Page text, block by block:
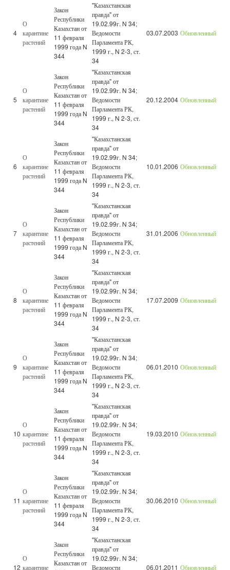
4
О
карантине
растений
Закон
Республики
Казахстан от
11 февраля
1999 года N
344
"Казахстанская
правда" от
19.02.99г. N 34;
Ведомости
Парламента РК,
1999 г., N 2-3, ст.
34
03.07.2003 Обновленный
5
О
карантине
растений
Закон
Республики
Казахстан от
11 февраля
1999 года N
344
"Казахстанская
правда" от
19.02.99г. N 34;
Ведомости
Парламента РК,
1999 г., N 2-3, ст.
34
20.12.2004 Обновленный
6
О
карантине
растений
Закон
Республики
Казахстан от
11 февраля
1999 года N
344
"Казахстанская
правда" от
19.02.99г. N 34;
Ведомости
Парламента РК,
1999 г., N 2-3, ст.
34
10.01.2006 Обновленный
7
О
карантине
растений
Закон
Республики
Казахстан от
11 февраля
1999 года N
344
"Казахстанская
правда" от
19.02.99г. N 34;
Ведомости
Парламента РК,
1999 г., N 2-3, ст.
34
31.01.2006 Обновленный
8
О
карантине
растений
Закон
Республики
Казахстан от
11 февраля
1999 года N
344
"Казахстанская
правда" от
19.02.99г. N 34;
Ведомости
Парламента РК,
1999 г., N 2-3, ст.
34
17.07.2009 Обновленный
9
О
карантине
растений
Закон
Республики
Казахстан от
11 февраля
1999 года N
344
"Казахстанская
правда" от
19.02.99г. N 34;
Ведомости
Парламента РК,
1999 г., N 2-3, ст.
34
06.01.2010 Обновленный
10
О
карантине
растений
Закон
Республики
Казахстан от
11 февраля
1999 года N
344
"Казахстанская
правда" от
19.02.99г. N 34;
Ведомости
Парламента РК,
1999 г., N 2-3, ст.
34
19.03.2010 Обновленный
11
О
карантине
растений
Закон
Республики
Казахстан от
11 февраля
1999 года N
344
"Казахстанская
правда" от
19.02.99г. N 34;
Ведомости
Парламента РК,
1999 г., N 2-3, ст.
34
30.06.2010 Обновленный
12
О
карантине
Закон
Республики
Казахстан от
"Казахстанская
правда" от
19.02.99г. N 34;
Ведомости
06.01.2011 Обновленный